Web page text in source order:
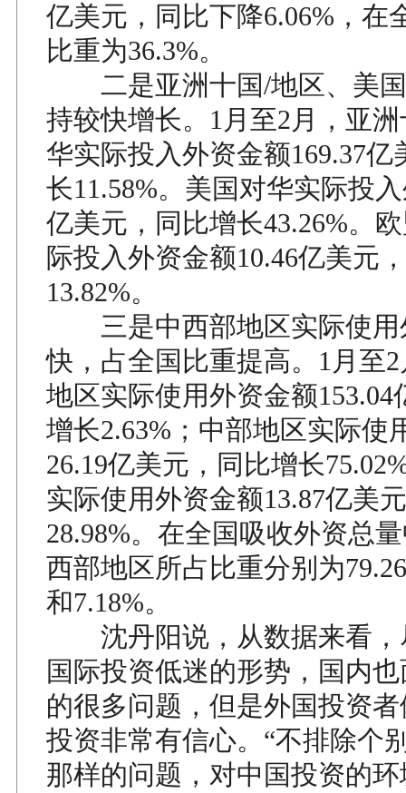
亿美元，同比下降6.06%，在
比重为36.3%。
二是亚洲十国/地区、美国
持较快增长。1月至2月，亚
华实际投入外资金额169.37亿
长11.58%。美国对华实际投
亿美元，同比增长43.26%。
际投入外资金额10.46亿美元
13.82%。
三是中西部地区实际使用
快，占全国比重提高。1月至
地区实际使用外资金额153.04
增长2.63%；中部地区实际使
26.19亿美元，同比增长
实际使用外资金额13.87亿美
28.98%。在全国吸收外资总
西部地区所占比重分别为
和7.18%。
沈丹阳说，从数据来看，
国际投资低迷的形势，国内
的很多问题，但是外国投资
投资非常有信心。“不排除个
那样的问题，对中国投资的